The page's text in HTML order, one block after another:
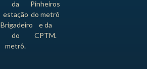
da
estação
Brigadeiro
do
metrô.
Pinheiros
do metrô
e da
CPTM.